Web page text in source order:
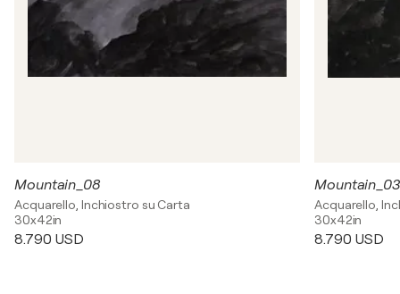
Mountain_08
Acquarello, Inchiostro su Carta
30x42in
8.790 USD
Mountain_03
Acquarello,
30x42in
8.790 USD